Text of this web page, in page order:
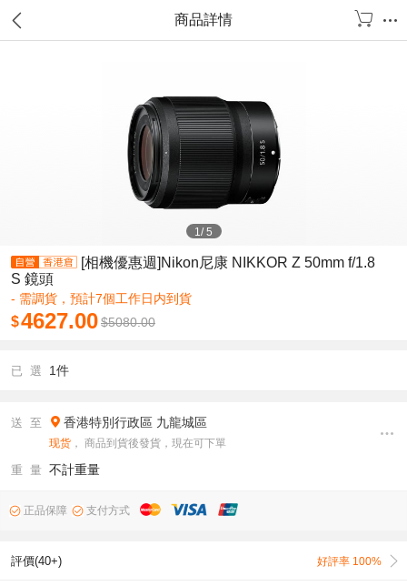
商品詳情
1/5
[相機優惠週]Nikon尼康 NIKKOR Z 50mm f/1.8
S 鏡頭
- 需調貨，預計7個工作日内到貨
$4627.00$5080.00
已 選 1件
送 至 香港特別行政區 九龍城區
现货 ， 商品到貨後發貨，現在可下單
重 量 不計重量
正品保障 支付方式
評價(40+) 好評率 100%